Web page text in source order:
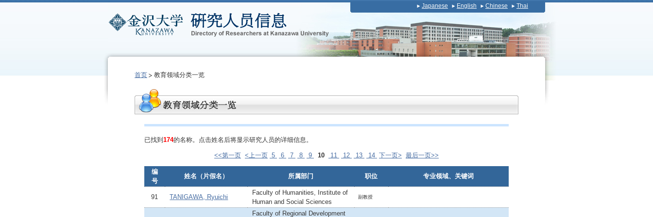
Japanese English Chinese Thai
首页 教育领域分类一览
已找到 174的名称。点击姓名后将显示研究人员的详细信息。
<<第一页 <上一页 5 6 7 8 9 10 11 12 13 14 下一页> 最后一页>>
编
号
姓名（片假名） 所属部门 职位 专业领域、关键词
91 TANIGAWA, Ryuichi
Faculty of Humanities, Institute of
Human and Social Sciences
副教授
Faculty of Regional Development